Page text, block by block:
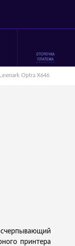
ОТСРОЧКА
ПЛАТЕЖА
Lexmark Optra X646
принтера